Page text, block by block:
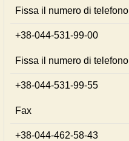
Fissa il numero di telefono
+38-044-531-99-00
Fissa il numero di telefono
+38-044-531-99-55
Fax
+38-044-462-58-43